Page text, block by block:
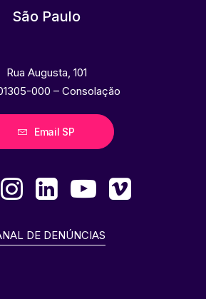
São Paulo
Rua Augusta, 101
000 – Consolação
Email SP
DE DENÚNCIAS